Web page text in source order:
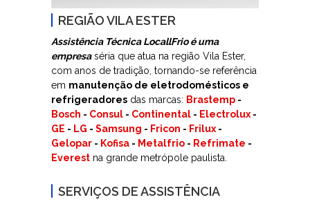
REGIÃO VILA ESTER
Assistência Técnica LocallFrio é uma
empresaséria que atua na região Vila Ester,
com anos de tradição, tornando-se referência
em manutenção de eletrodomésticos e
refrigeradores das marcas: Brastemp -
Bosch - Consul - Continental - Electrolux-
GE - LG - Samsung - Fricon - Frilux-
Gelopar - Kofisa - Metalfrio - Refrimate -
Everest na grande metrópole paulista.
SERVIÇOS DE ASSISTÊNCIA